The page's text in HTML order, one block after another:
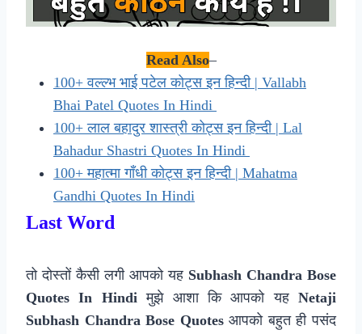
Read Also–
100+ वल्ल्भ भाई पटेल कोट्स इन हिन्दी | Vallabh
Bhai Patel Quotes In Hindi
100+ लाल बहादुर शास्त्री कोट्स इन हिन्दी | Lal
Bahadur Shastri Quotes In Hindi
100+ महात्मा गाँधी कोट्स इन हिन्दी | Mahatma
Gandhi Quotes In Hindi
Last Word
तो दोस्तों कैसी लगी आपको यह Subhash Chandra Bose
Quotes In Hindiमुझे आशा कि आपको यह Netaji
Subhash Chandra Bose Quotesआपको बहुत ही पसंद